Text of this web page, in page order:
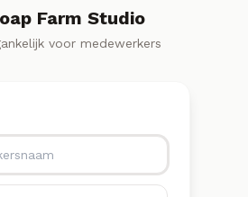
Farm Studio
voor medewerkers